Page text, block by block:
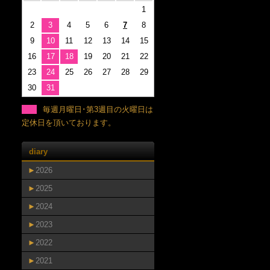
1
2
3 4 5 6 7
8
9
10 11 12 13 14
15
16
17 18 19 20 21
22
23
24 25 26 27 28
29
30
31
毎週月曜日･第3週目の火曜日は
定休日を頂いております。
diary
► 2026
► 2025
► 2024
► 2023
► 2022
► 2021